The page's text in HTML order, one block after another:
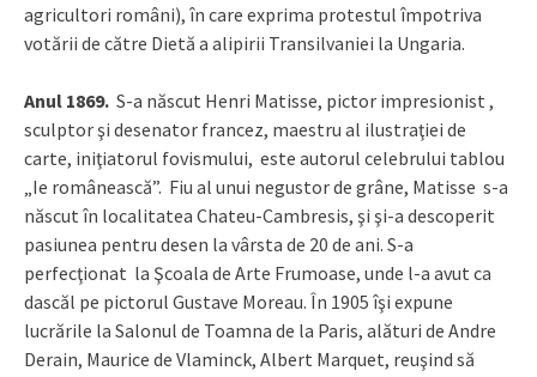
agricultori români), în care exprima protestul împotriva
votării de către Dietă a alipirii Transilvaniei la Ungaria.
Anul 1869. S-a născut Henri Matisse, pictor impresionist ,
sculptor şi desenator francez, maestru al ilustraţiei de
carte, iniţiatorul fovismului, este autorul celebrului tablou
„Ie românească”. Fiu al unui negustor de grâne, Matisse s-a
născut în localitatea Chateu-Cambresis, şi şi-a descoperit
pasiunea pentru desen la vârsta de 20 de ani. S-a
perfecţionat la Şcoala de Arte Frumoase, unde l-a avut ca
dascăl pe pictorul Gustave Moreau. În 1905 îşi expune
lucrările la Salonul de Toamna de la Paris, alături de Andre
Derain, Maurice de Vlaminck, Albert Marquet, reuşind să